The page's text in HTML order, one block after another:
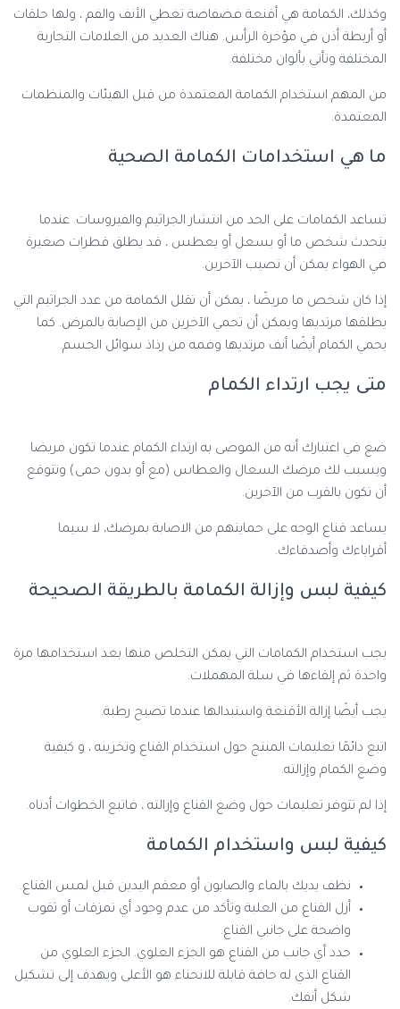
وكذلك، الكمامة هي أقنعة فضفاضة تغطي الأنف والفم ، ولها حلقات
أو أربطة أذن في مؤخرة الرأس. هناك العديد من العلامات التجارية
المختلفة وتأتي بألوان مختلفة.
من المهم استخدام الكمامة المعتمدة من قبل الهيئات والمنظمات
المعتمدة.
ما هي استخدامات الكمامة الصحية
تساعد الكمامات على الحد من انتشار الجراثيم والفيروسات. عندما
يتحدث شخص ما أو يسعل أو يعطس ، قد يطلق قطرات صغيرة
في الهواء يمكن أن تصيب الآخرين.
إذا كان شخص ما مريضًا ، يمكن أن تقلل الكمامة من عدد الجراثيم التي
يطلقها مرتديها ويمكن أن تحمي الآخرين من الإصابة بالمرض. كما
يحمي الكمام أيضًا أنف مرتديها وفمه من رذاذ سوائل الجسم.
متى يجب ارتداء الكمام
ضع في اعتبارك أنه من الموصى به ارتداء الكمام عندما تكون مريضا
ويسبب لك مرضك السعال والعطاس (مع أو بدون حمى) وتتوقع
أن تكون بالقرب من الآخرين.
يساعد قناع الوجه على حمايتهم من الاصابة بمرضك، لا سيما
أقراباءك وأصدقاءك.
كيفية لبس وإزالة الكمامة بالطريقة الصحيحة
يجب استخدام الكمامات التي يمكن التخلص منها بعد استخدامها مرة
واحدة ثم إلقاءها في سلة المهملات.
يجب أيضًا إزالة الأقنعة واستبدالها عندما تصبح رطبة.
اتبع دائمًا تعليمات المنتج حول استخدام القناع وتخزينه ، و كيفية
وضع الكمام وإزالته.
إذا لم تتوفر تعليمات حول وضع القناع وإزالته ، فاتبع الخطوات أدناه.
كيفية لبس واستخدام الكمامة
نظف يديك بالماء والصابون أو معقم اليدين قبل لمس القناع.
أزل القناع من العلبة وتأكد من عدم وجود أي تمزقات أو ثقوب
واضحة على جانبي القناع.
حدد أي جانب من القناع هو الجزء العلوي. الجزء العلوي من
القناع الذي له حافة قابلة للانحناء هو الأعلى ويهدف إلى تشكيل
شكل أنفك.